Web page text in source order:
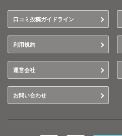
口コミ投稿ガイドライン
利用規約
運営会社
お問い合わせ